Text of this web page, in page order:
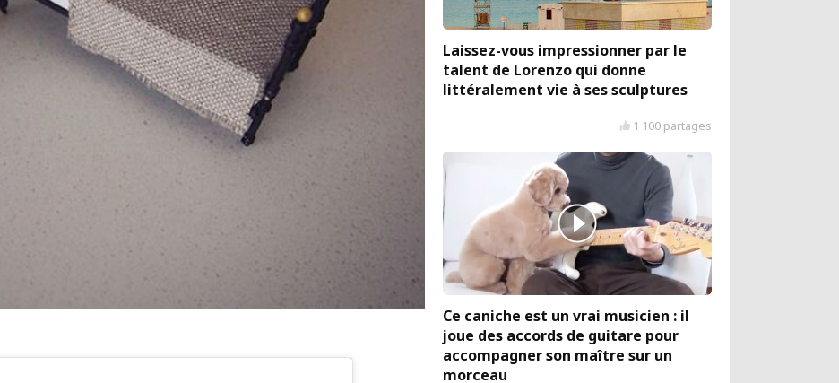
Laissez-vous impressionner par le
talent de Lorenzo qui donne
littéralement vie à ses sculptures
1 100 partages
Ce caniche est un vrai musicien : il
joue des accords de guitare pour
accompagner son maître sur un
morceau